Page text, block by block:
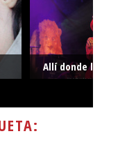
Allí donde la